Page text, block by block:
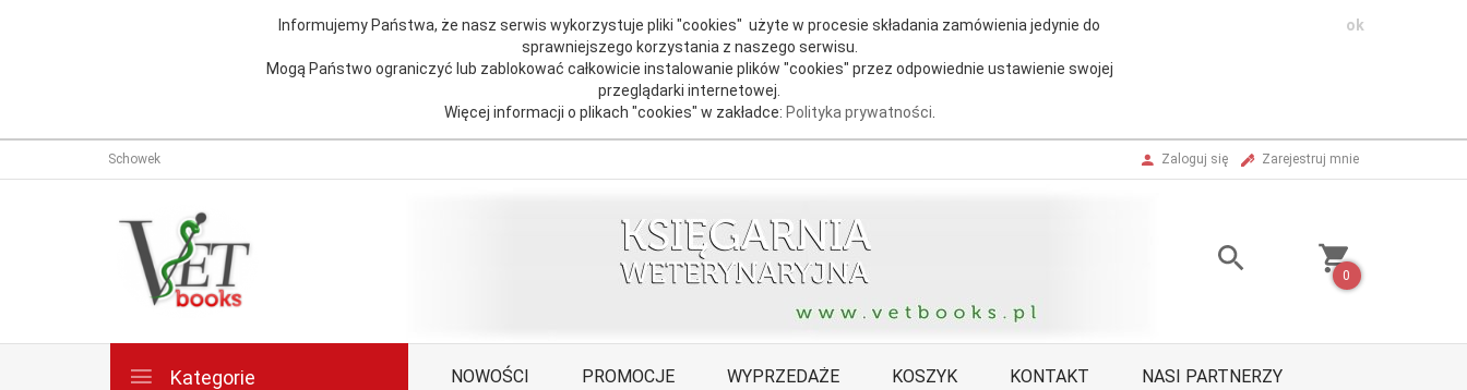
Informujemy Państwa, że nasz serwis wykorzystuje pliki "cookies" użyte w procesie składania zamówienia jedynie do
sprawniejszego korzystania z naszego serwisu.
Mogą Państwo ograniczyć lub zablokować całkowicie instalowanie plików "cookies" przez odpowiednie ustawienie swojej
przeglądarki internetowej.
Więcej informacji o plikach "cookies" w zakładce: Polityka prywatności.
ok
Schowek Zaloguj się Zarejestruj mnie
0
Kategorie NOWOŚCI PROMOCJE WYPRZEDAŻE KOSZYK KONTAKT NASI PARTNERZY